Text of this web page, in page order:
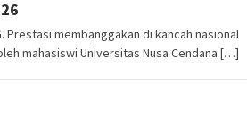
Prestasi membanggakan di kancah nasional
mahasiswi Universitas Nusa Cendana […]